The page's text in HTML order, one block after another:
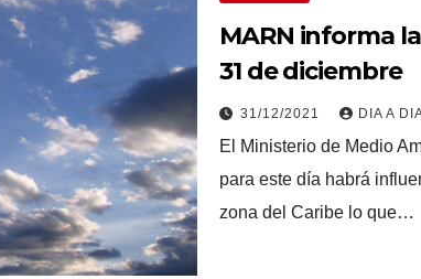
MARN informa
31 de diciembre
31/12/2021 DIA A
El Ministerio de Medio
para este día habrá
zona del Caribe lo que…